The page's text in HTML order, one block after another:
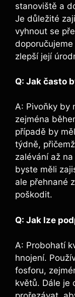
stanoviště a
Je ​důležité
vyhnout se
zlepší její
Q: Jak často
A: Pivoňky by
zejména
případě by
týdně,
zalévání až
byste‌ měli
ale přehnané
poškodit.
Q: Jak lze⁢
A:​ Probohatí
hnojení.
fosforu,
květů. Dále je